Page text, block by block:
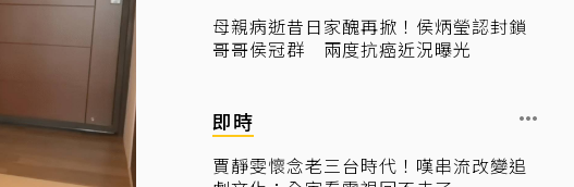
母親病逝昔日家醜再掀！侯炳瑩認封鎖
哥哥侯冠群 兩度抗癌近況曝光
即時
賈靜雯懷念老三台時代！嘆串流改變追